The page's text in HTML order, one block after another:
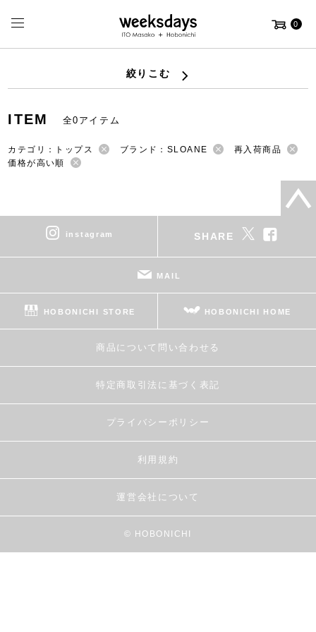
0
絞りこむ
ITEM 全0アイテム
カテゴリ：トップス ブランド：SLOANE
再入荷商品
価格が高い順
instagram SHARE
MAIL
HOBONICHI STORE HOBONICHI HOME
商品について問い合わせる
特定商取引法に基づく表記
プライバシーポリシー
利用規約
運営会社について
© HOBONICHI